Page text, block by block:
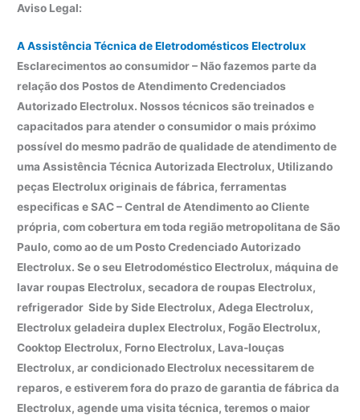
Aviso Legal:
A Assistência Técnica de Eletrodomésticos Electrolux
Esclarecimentos ao consumidor – Não fazemos parte da
relação dos Postos de Atendimento Credenciados
Autorizado Electrolux. Nossos técnicos são treinados e
capacitados para atender o consumidor o mais próximo
possível do mesmo padrão de qualidade de atendimento de
uma Assistência Técnica Autorizada Electrolux, Utilizando
peças Electrolux originais de fábrica, ferramentas
especificas e SAC – Central de Atendimento ao Cliente
própria, com cobertura em toda região metropolitana de São
Paulo, como ao de um Posto Credenciado Autorizado
Electrolux. Se o seu Eletrodoméstico Electrolux, máquina de
lavar roupas Electrolux, secadora de roupas Electrolux,
refrigerador Side by Side Electrolux, Adega Electrolux,
Electrolux geladeira duplex Electrolux, Fogão Electrolux,
Cooktop Electrolux, Forno Electrolux, Lava-louças
Electrolux, ar condicionado Electrolux necessitarem de
reparos, e estiverem fora do prazo de garantia de fábrica da
Electrolux, agende uma visita técnica, teremos o maior